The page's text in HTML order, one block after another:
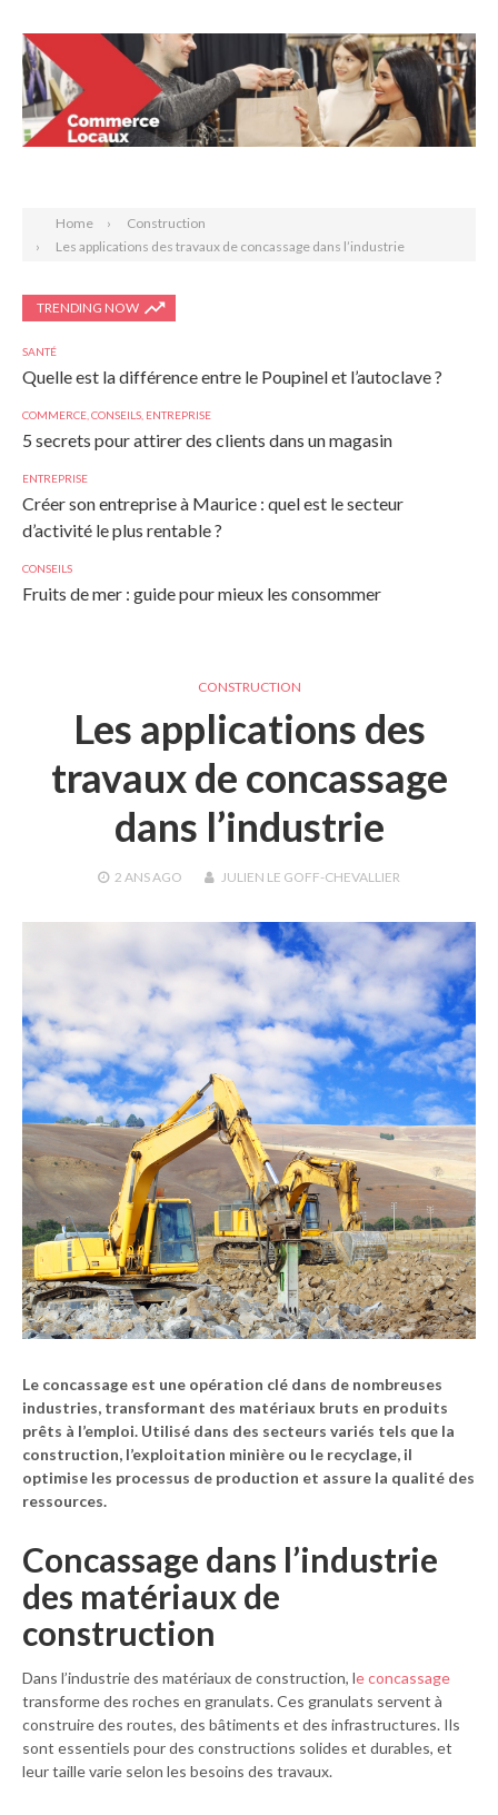
Home
Construction
Les applications des travaux de concassage dans l’industrie
TRENDING NOW
SANTÉ
Quelle est la différence entre le Poupinel et l’autoclave ?
COMMERCE CONSEILS ENTREPRISE
5 secrets pour attirer des clients dans un magasin
ENTREPRISE
Créer son entreprise à Maurice : quel est le secteur
d’activité le plus rentable ?
CONSEILS
Fruits de mer : guide pour mieux les consommer
CONSTRUCTION
Les applications des
travaux de concassage
dans l’industrie
2 ANSAGO JULIEN LE GOFF-CHEVALLIER
Le concassage est une opération clé dans de nombreuses
industries, transformant des matériaux bruts en produits
prêts à l’emploi. Utilisé dans des secteurs variés tels que la
construction, l’exploitation minière ou le recyclage, il
optimise les processus de production et assure la qualité des
ressources.
Concassage dans l’industrie
des matériaux de
construction
Dans l’industrie des matériaux de construction, le concassage
transforme des roches en granulats. Ces granulats servent à
construire des routes, des bâtiments et des infrastructures. Ils
sont essentiels pour des constructions solides et durables, et
leur taille varie selon les besoins des travaux.